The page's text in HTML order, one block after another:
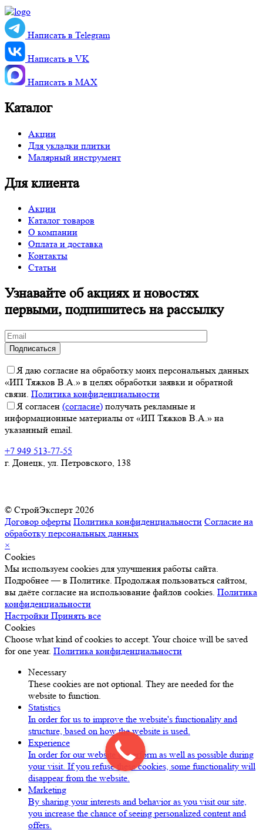
Написать в Telegram
Написать в VK
Написать в MАХ
Каталог
Акции
Для укладки плитки
Малярный инструмент
Для клиента
Акции
Каталог товаров
О компании
Оплата и доставка
Контакты
Статьи
Узнавайте об акциях и новостях
первыми, подпишитесь на рассылку
Я даю согласие на обработку моих персональных данных
«ИП Тяжков В.А.» в целях обработки заявки и обратной
связи. Политика конфиденциальности
Я согласен (согласие) получать рекламные и
информационные материалы от «ИП Тяжков В.А.» на
указанный email.
+7 949 513-77-55
г. Донецк, ул. Петровского, 138
© СтройЭксперт 2026
Договор оферты Политика конфиденциальности Согласие на
обработку персональных данных
×
Cookies
Мы используем cookies для улучшения работы сайта.
Подробнее — в Политике. Продолжая пользоваться сайтом,
вы даёте согласие на использование файлов cookies. Политика
конфиденциальности
Настройки Принять все
Cookies
Choose what kind of cookies to accept. Your choice will be saved
for one year. Политика конфиденциальности
Necessary
These cookies are not optional. They are needed for the
website to function.
Statistics
In order for us to improve the website's functionality and
structure, based on how the website is used.
Experience
In order for our website to perform as well as possible during
your visit. If you refuse these cookies, some functionality will
disappear from the website.
Marketing
By sharing your interests and behavior as you visit our site,
you increase the chance of seeing personalized content and
offers.